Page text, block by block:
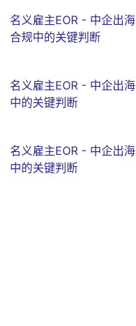
名义雇主EOR - 中企出
合规中的关键判断
名义雇主EOR - 中企出
中的关键判断
名义雇主EOR - 中企出
中的关键判断